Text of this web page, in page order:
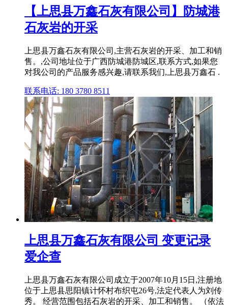
【上思县万鑫石灰有限公司】防城港
石灰岩的开采
上思县万鑫石灰有限公司,主营石灰岩的开采、加工和销
售。,公司地址位于广西防城港防城区,联系方式,如果您
对我公司的产品服务感兴趣,请联系我们,上思县万鑫石 .
联系电话: 180 3780 8511
上思县万鑫石灰有限公司 变更记录
爱企查
上思县万鑫石灰有限公司成立于2007年10月15日,注册地
位于上思县思阳镇计怀村布织屯26号,法定代表人为刘传
秀。 经营范围包括石灰岩的开采、加工和销售。 （依法